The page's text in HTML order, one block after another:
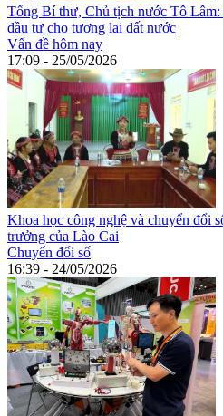
Tổng Bí thư, Chủ tịch nước Tô
đầu tư cho tương lai đất nước
Vấn đề hôm nay
17:09 - 25/05/2026
Khoa học công nghệ và chuyển đổi
trưởng của Lào Cai
Chuyển đổi số
16:39 - 24/05/2026